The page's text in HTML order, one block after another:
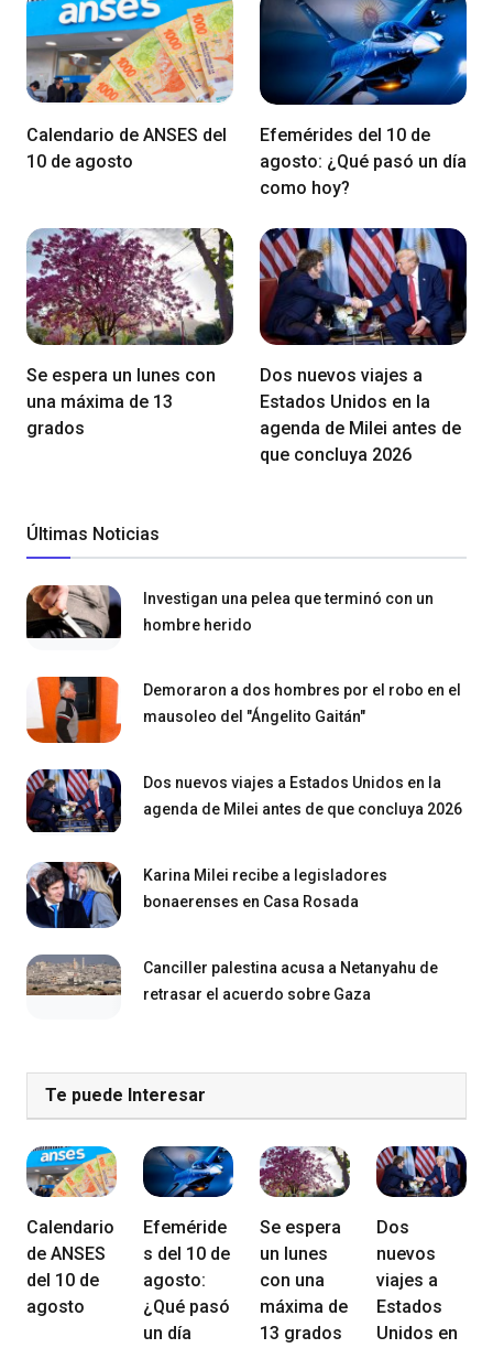
Calendario de ANSES del
10 de agosto
Efemérides del 10 de
agosto: ¿Qué pasó un día
como hoy?
Se espera un lunes con
una máxima de 13
grados
Dos nuevos viajes a
Estados Unidos en la
agenda de Milei antes de
que concluya 2026
Últimas Noticias
Investigan una pelea que terminó con un
hombre herido
Demoraron a dos hombres por el robo en el
mausoleo del "Ángelito Gaitán"
Dos nuevos viajes a Estados Unidos en la
agenda de Milei antes de que concluya 2026
Karina Milei recibe a legisladores
bonaerenses en Casa Rosada
Canciller palestina acusa a Netanyahu de
retrasar el acuerdo sobre Gaza
Te puede Interesar
Calendario
de ANSES
del 10 de
agosto
Efeméride
s del 10 de
agosto:
¿Qué pasó
un día
Se espera
un lunes
con una
máxima de
13 grados
Dos
nuevos
viajes a
Estados
Unidos en